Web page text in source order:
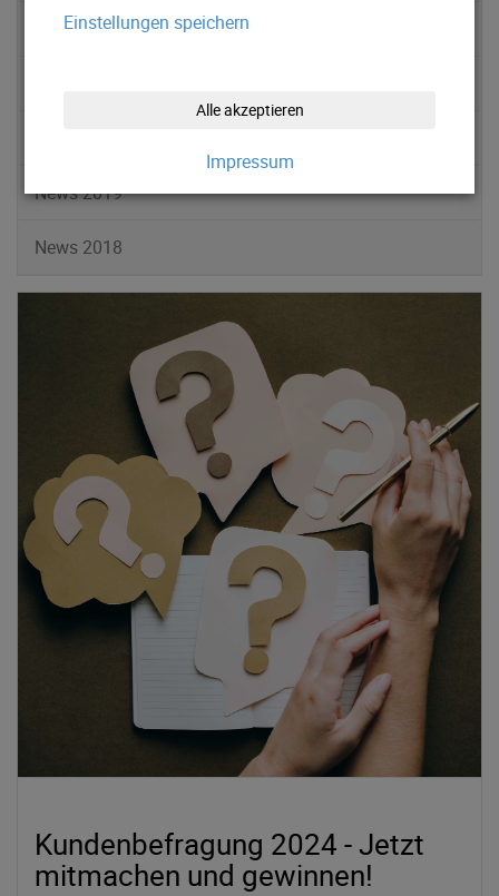
Kundenbefragung 2024 - Jetzt
mitmachen und gewinnen!
News 2022
News 2019
News 2018
Einstellungen speichern
Alle akzeptieren
Impressum